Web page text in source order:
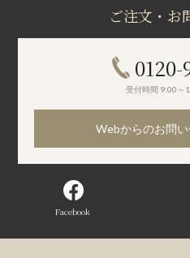
ご注文・お
0120-
受付時間 9:00～
Webからのお問
Facebook